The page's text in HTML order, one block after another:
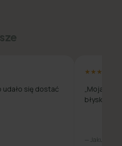
udało się dostać
★★★★★
„Moja
— Jakub L., 31